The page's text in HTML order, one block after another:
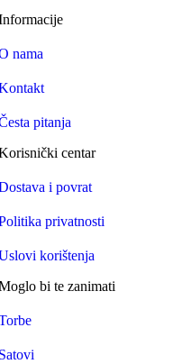
nama
pitanja
centar
i povrat
privatnosti
korištenja
bi te zanimati